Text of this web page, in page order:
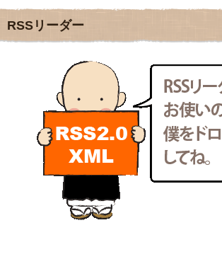
2011年10月(31)
2011年9月(24)
2011年8月(21)
2011年6月(13)
2011年5月
2011年4月
(17)
2011年3月(15)
2011年2月(22)
2011年1月(22)
2010年12月(21)
2010年11月
(14)
2010年9月(16)
(13)
地域のライターさんです
小豆島 圓満寺
新聞屋の道具箱
新聞社で使われる用語の解説など
makotoさんの御符内巡礼記
東京の巡礼記です
POLYHEDON
いろいろなことが書いてあるよ
bunchan
あちこち行って！
目白鍼灸院
日本人の繊細な体質にあわせた、やさしく気持
RSSリーダー